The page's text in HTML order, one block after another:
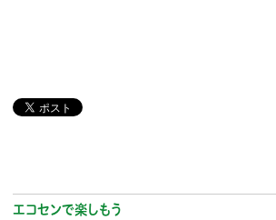
エコセンで楽しもう